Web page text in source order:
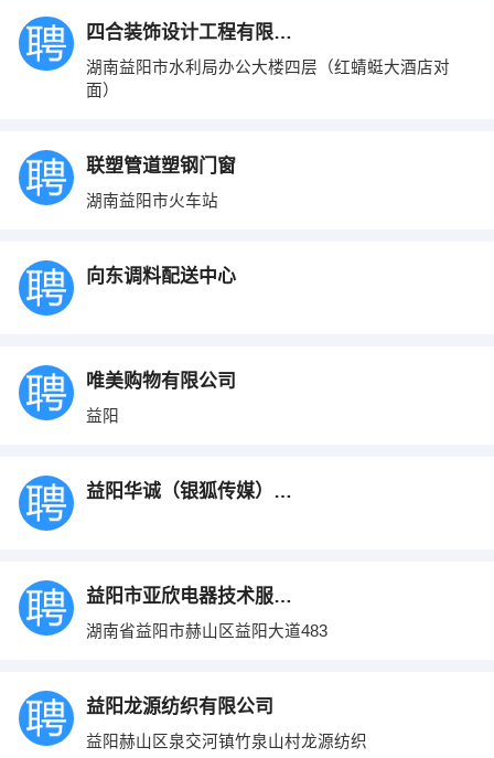
四合装饰设计工程有限公司
湖南益阳市水利局办公大楼四层（红蜻蜓大酒店对
面）
联塑管道塑钢门窗
湖南益阳市火车站
向东调料配送中心
唯美购物有限公司
益阳
益阳华诚（银狐传媒）科技有限公司
益阳市亚欣电器技术服务有限公司
湖南省益阳市赫山区益阳大道483
益阳龙源纺织有限公司
益阳赫山区泉交河镇竹泉山村龙源纺织